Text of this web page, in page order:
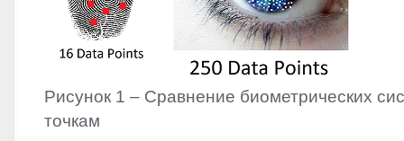
Рисунок 1 – Сравнение биометрических
точкам